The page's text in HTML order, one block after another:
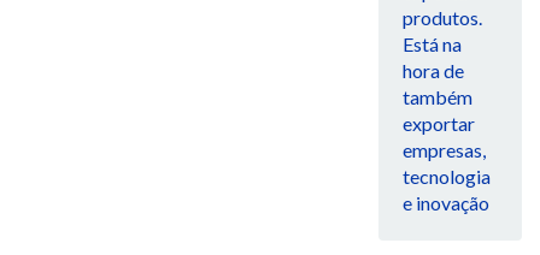
produtos.
Está na
hora de
também
exportar
empresas,
tecnologia
e inovação